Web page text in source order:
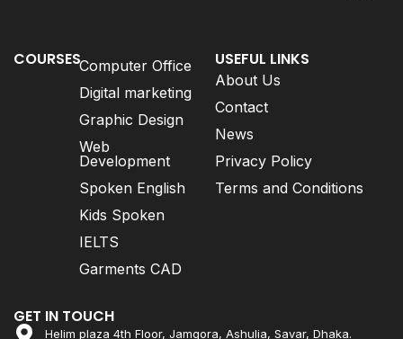
COURSESComputer Office
Digital marketing
Graphic Design
Web
Development
Spoken English
Kids Spoken
IELTS
Garments CAD
USEFUL LINKS
About Us
Contact
News
Privacy Policy
Terms and Conditions
GET IN TOUCH
Helim plaza 4th Floor, Jamgora, Ashulia, Savar, Dhaka.